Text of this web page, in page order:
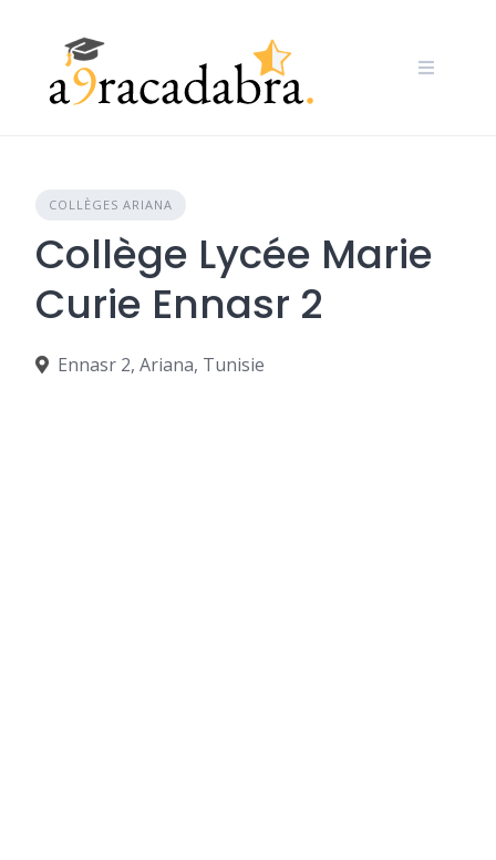
COLLÈGES ARIANA
Collège Lycée Marie
Curie Ennasr 2
Ennasr 2, Ariana, Tunisie